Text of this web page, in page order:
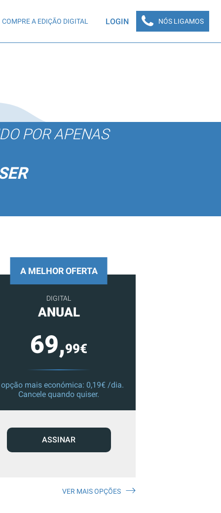
COMPRE A EDIÇÃO DIGITAL LOGIN NÓS LIGAMOS
POR APENAS
A MELHOR OFERTA
DIGITAL
ANUAL
69,99€
mais económica: 0,19€ /dia.
Cancele quando quiser.
ASSINAR
VER MAIS OPÇÕES